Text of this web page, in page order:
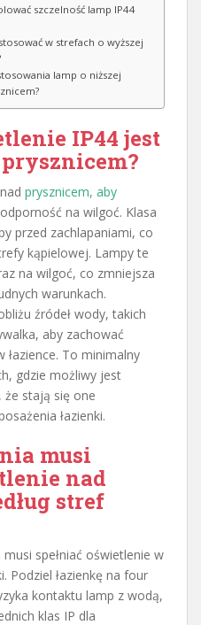
szczelność lamp IP44
w strefach o wyższej
lamp o niższej
IP44 jest
prysznicem, aby
na wilgoć. Klasa
przed zachlapaniami, co
kąpielowej. Lampy te
na wilgoć, co zmniejsza
warunkach.
źródeł wody, takich
aby zachować
łazience. To minimalny
gdzie możliwy jest
stają się one
łazienki.
musi
nad
stref
musi spełniać oświetlenie w
Podziel łazienkę na four
kontaktu lamp z wodą,
klas IP dla